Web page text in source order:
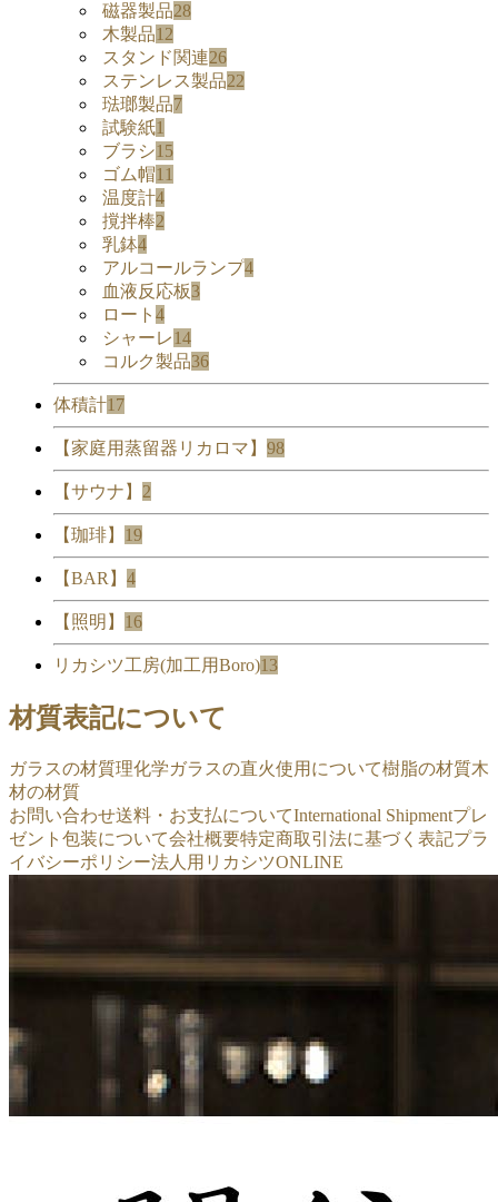
磁器製品28
木製品12
スタンド関連26
ステンレス製品22
琺瑯製品7
試験紙1
ブラシ15
ゴム帽11
温度計4
撹拌棒2
乳鉢4
アルコールランプ4
血液反応板3
ロート 4
シャーレ14
コルク製品36
体積計17
【家庭用蒸留器リカロマ】 98
【サウナ】 2
【珈琲】 19
【BAR】 4
【照明】 16
リカシツ工房(加工用Boro)13
材質表記について
ガラスの材質理化学ガラスの直火使用について樹脂の材質木
材の材質
お問い合わせ送料・お支払についてInternational Shipmentプレ
ゼント包装について会社概要特定商取引法に基づく表記プラ
イバシーポリシー法人用リカシツONLINE